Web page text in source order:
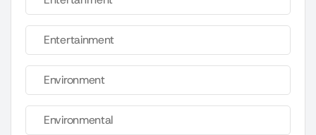
Entertainment
Environment
Environmental